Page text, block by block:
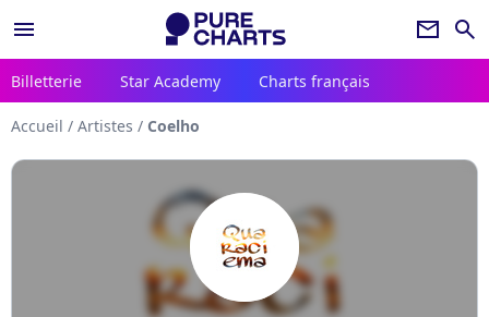
menu newsletter search
Billetterie Star Academy Charts français
Accueil / Artistes / Coelho